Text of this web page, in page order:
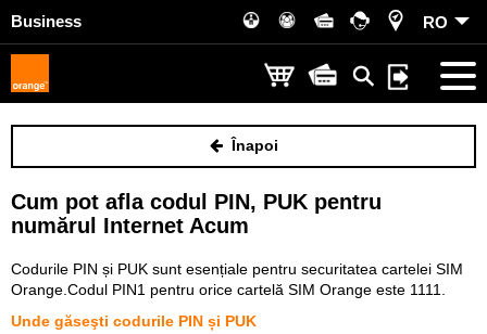
Business RO
Înapoi
Cum pot afla codul PIN, PUK pentru
numărul Internet Acum
Codurile PIN și PUK sunt esențiale pentru securitatea cartelei SIM
Orange.Codul PIN1 pentru orice cartelă SIM Orange este 1111.
Unde găseşti codurile PIN și PUK